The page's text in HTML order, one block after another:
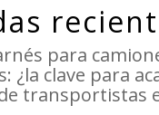
para
¿la clave para
transportistas